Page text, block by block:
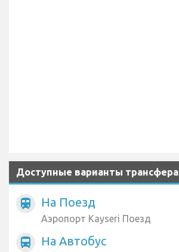
Доступные варианты трансфера
train На Поезд
Аэропорт Kayseri Поезд
directions_bus На Автобус